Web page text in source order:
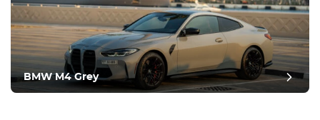
BMW M4 Grey